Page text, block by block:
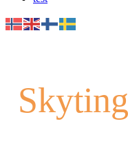
Skyting